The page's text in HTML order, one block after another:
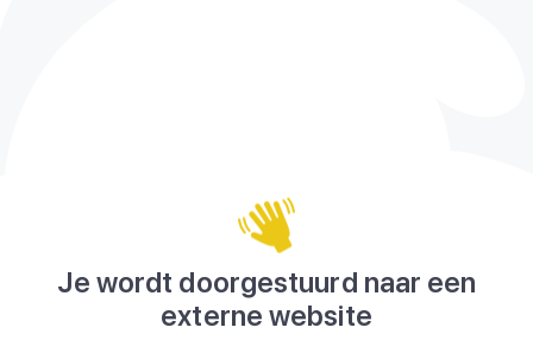
Je wordt doorgestuurd naar een
externe website